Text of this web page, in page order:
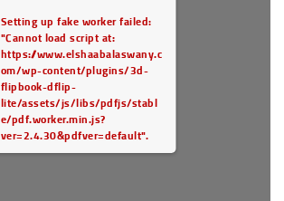
Setting up fake worker failed:
"Cannot load script at:
https://www.elshaabalaswany.c
om/wp-content/plugins/3d-
flipbook-dflip-
lite/assets/js/libs/pdfjs/stabl
e/pdf.worker.min.js?
ver=2.4.30&pdfver=default".